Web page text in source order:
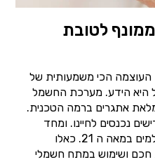
לטובת
העוצמה הכי משמעותית של
היא הידע. מערכת החשמל
אתגרים ברמה הטכנית.
נכנסים לחיינו. ומחד
מאפשרים את תנאי המגורים ההולמים במאה ה 21. כאלו
ושימוש במתח חשמלי